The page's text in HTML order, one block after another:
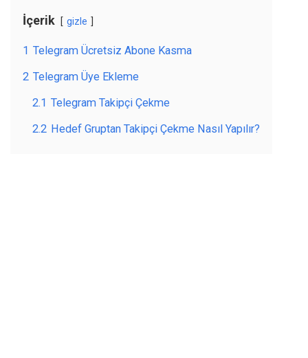
İçerik gizle
1 Telegram Ücretsiz Abone Kasma
2 Telegram Üye Ekleme
2.1 Telegram Takipçi Çekme
2.2 Hedef Gruptan Takipçi Çekme Nasıl Yapılır?